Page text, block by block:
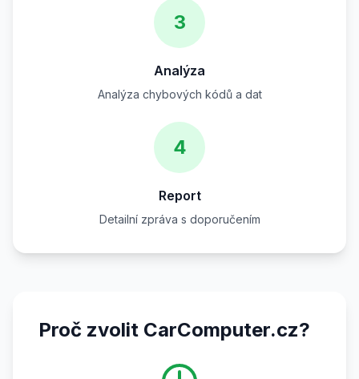
3
Analýza
Analýza chybových kódů a dat
4
Report
Detailní zpráva s doporučením
Proč zvolit CarComputer.cz?